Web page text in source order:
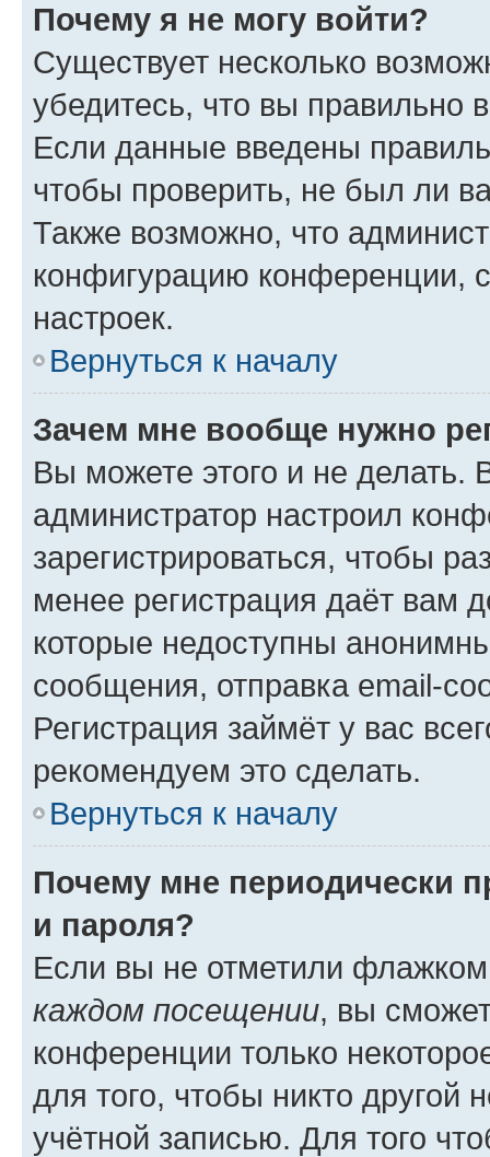
Почему я не могу войти?
Существует несколько
убедитесь, что вы правильно
Если данные введены
чтобы проверить, не был ли
Также возможно, что
конфигурацию конференции,
настроек.
Вернуться к началу
Зачем мне вообще нужно
Вы можете этого и не делать.
администратор настроил
зарегистрироваться, чтобы
менее регистрация даёт вам
которые недоступны
сообщения, отправка email-
Регистрация займёт у вас
рекомендуем это сделать.
Вернуться к началу
Почему мне периодически
и пароля?
Если вы не отметили
каждом посещении, вы
конференции только
для того, чтобы никто другой
учётной записью. Для того